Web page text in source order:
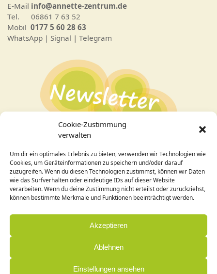
Cookie-Zustimmung
verwalten
Um dir ein optimales Erlebnis zu bieten, verwenden wir Technologien wie
Cookies, um Geräteinformationen zu speichern und/oder darauf
zuzugreifen. Wenn du diesen Technologien zustimmst, können wir Daten
wie das Surfverhalten oder eindeutige IDs auf dieser Website
verarbeiten. Wenn du deine Zustimmung nicht erteilst oder zurückziehst,
können bestimmte Merkmale und Funktionen beeinträchtigt werden.
Akzeptieren
Ablehnen
Einstellungen ansehen
E-Mail info@annette-zentrum.de
Tel. 06861 7 63 52
Mobil 0177 5 60 28 63
WhatsApp | Signal | Telegram
Bei Interesse an den Veranstaltungenhier zum
Newsletteranmelden!
Design / Programmierung: